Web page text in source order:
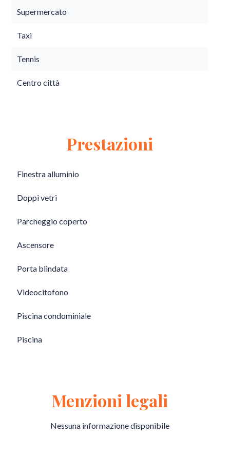
Supermercato
Taxi
Tennis
Centro città
Prestazioni
Finestra alluminio
Doppi vetri
Parcheggio coperto
Ascensore
Porta blindata
Videocitofono
Piscina condominiale
Piscina
Menzioni legali
Nessuna informazione disponibile